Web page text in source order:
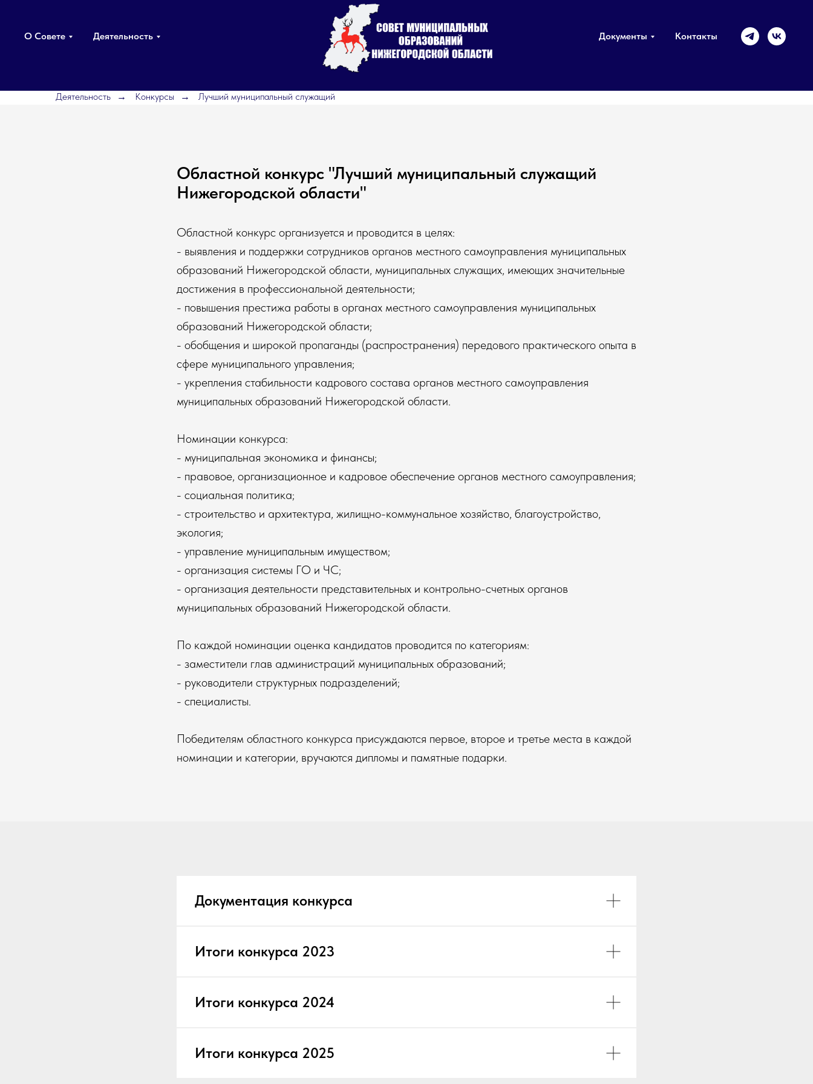
О Совете Деятельность Документы Контакты
Деятельность → Конкурсы → Лучший муниципальный служащий
Областной конкурс "Лучший муниципальный служащий
Нижегородской области"
Областной конкурс организуется и проводится в целях:
- выявления и поддержки сотрудников органов местного самоуправления муниципальных
образований Нижегородской области, муниципальных служащих, имеющих значительные
достижения в профессиональной деятельности;
- повышения престижа работы в органах местного самоуправления муниципальных
образований Нижегородской области;
- обобщения и широкой пропаганды (распространения) передового практического опыта в
сфере муниципального управления;
- укрепления стабильности кадрового состава органов местного самоуправления
муниципальных образований Нижегородской области.
Номинации конкурса:
- муниципальная экономика и финансы;
- правовое, организационное и кадровое обеспечение органов местного самоуправления;
- социальная политика;
- строительство и архитектура, жилищно-коммунальное хозяйство, благоустройство,
экология;
- управление муниципальным имуществом;
- организация системы ГО и ЧС;
- организация деятельности представительных и контрольно-счетных органов
муниципальных образований Нижегородской области.
По каждой номинации оценка кандидатов проводится по категориям:
- заместители глав администраций муниципальных образований;
- руководители структурных подразделений;
- специалисты.
Победителям областного конкурса присуждаются первое, второе и третье места в каждой
номинации и категории, вручаются дипломы и памятные подарки.
Документация конкурса
Итоги конкурса 2023
Итоги конкурса 2024
Итоги конкурса 2025